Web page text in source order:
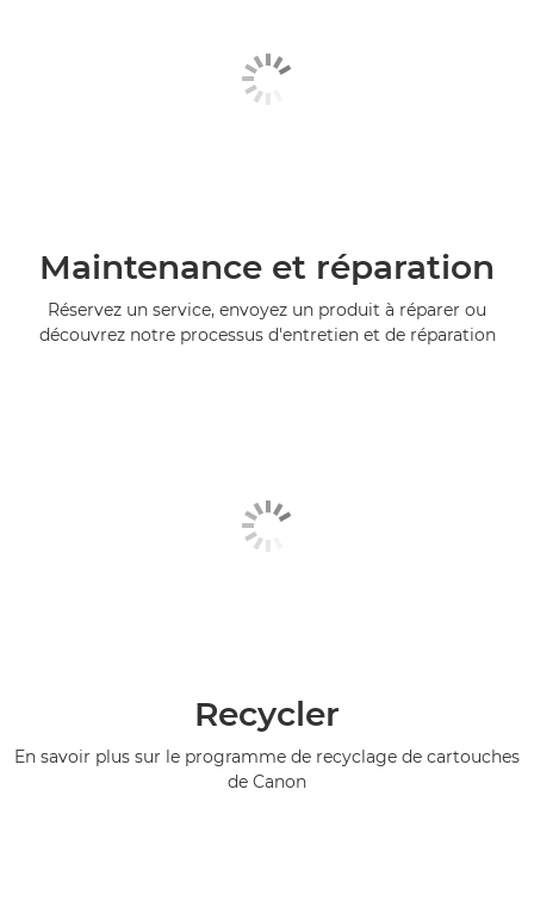
Maintenance et réparation
Réservez un service, envoyez un produit à réparer ou
découvrez notre processus d'entretien et de réparation
Recycler
En savoir plus sur le programme de recyclage de cartouches
de Canon